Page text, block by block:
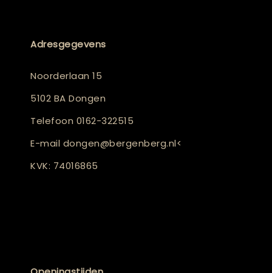
Adresgegevens
Noorderlaan 15
5102 BA Dongen
Telefoon 0162-322515
E-mail dongen@bergenberg.nl<
KVK: 74016865